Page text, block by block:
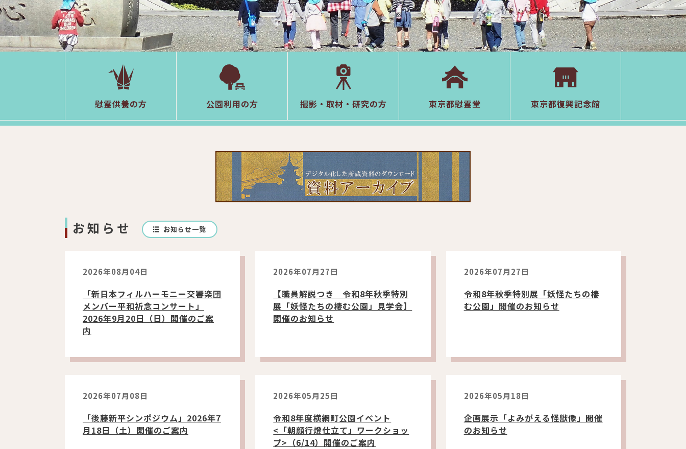
慰霊供養の方 公園利用の方 撮影・取材・研究の方 東京都慰霊堂 東京都復興記念館
お知らせ お知らせ一覧
2026年08月04日
「新日本フィルハーモニー交響楽団
メンバー平和祈念コンサート」
2026年9月20日（日）開催のご案
内
2026年07月27日
【職員解説つき 令和8年秋季特別
展「妖怪たちの棲む公園」見学会】
開催のお知らせ
2026年07月27日
令和8年秋季特別展「妖怪たちの棲
む公園」開催のお知らせ
2026年07月08日
「後藤新平シンポジウム」2026年7
月18日（土）開催のご案内
2026年05月25日
令和8年度横網町公園イベント
<「朝顔行燈仕立て」ワークショッ
プ>（6/14）開催のご案内
2026年05月18日
企画展示「よみがえる怪獣像」開催
のお知らせ